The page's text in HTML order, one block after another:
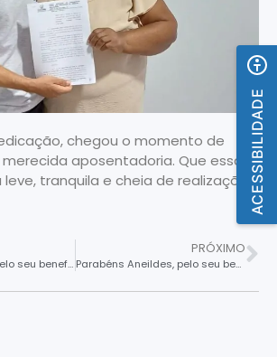
chegou o momento de
aposentadoria. Que essa
tranquila e cheia de realizações!
Parabéns Dirany, pelo seu benefício de aposentadoria
PRÓXIMO
Parabéns Aneildes, pelo seu benefício de aposentadoria.
ACESSIBILIDADE